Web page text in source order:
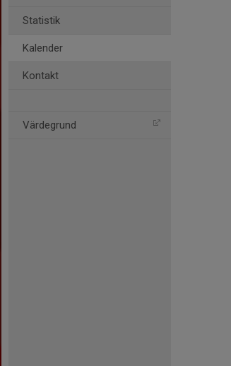
Statistik
Kalender
Kontakt
Värdegrund